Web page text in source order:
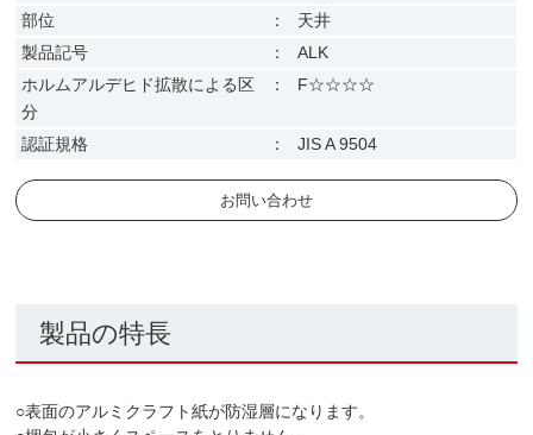
部位
：
天井
製品記号
：
ALK
ホルムアルデヒド拡散による区
分
： F☆☆☆☆
認証規格 ： JIS A 9504
お問い合わせ
製品の特長
○表面のアルミクラフト紙が防湿層になります。